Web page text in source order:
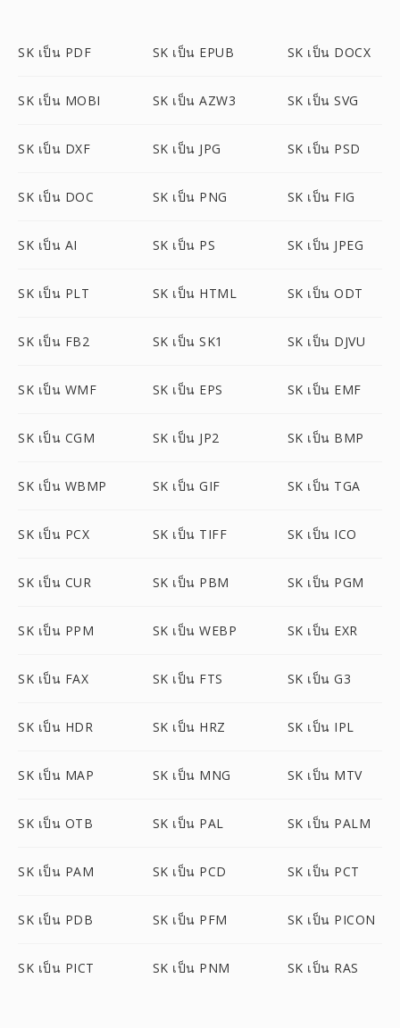
SK เป็น PDF SK เป็น EPUB SK เป็น DOCX
SK เป็น MOBI SK เป็น AZW3 SK เป็น SVG
SK เป็น DXF SK เป็น JPG SK เป็น PSD
SK เป็น DOC SK เป็น PNG SK เป็น FIG
SK เป็น AI SK เป็น PS SK เป็น JPEG
SK เป็น PLT SK เป็น HTML SK เป็น ODT
SK เป็น FB2 SK เป็น SK1 SK เป็น DJVU
SK เป็น WMF SK เป็น EPS SK เป็น EMF
SK เป็น CGM SK เป็น JP2 SK เป็น BMP
SK เป็น WBMP SK เป็น GIF SK เป็น TGA
SK เป็น PCX SK เป็น TIFF SK เป็น ICO
SK เป็น CUR SK เป็น PBM SK เป็น PGM
SK เป็น PPM SK เป็น WEBP SK เป็น EXR
SK เป็น FAX SK เป็น FTS SK เป็น G3
SK เป็น HDR SK เป็น HRZ SK เป็น IPL
SK เป็น MAP SK เป็น MNG SK เป็น MTV
SK เป็น OTB SK เป็น PAL SK เป็น PALM
SK เป็น PAM SK เป็น PCD SK เป็น PCT
SK เป็น PDB SK เป็น PFM SK เป็น PICON
SK เป็น PICT SK เป็น PNM SK เป็น RAS